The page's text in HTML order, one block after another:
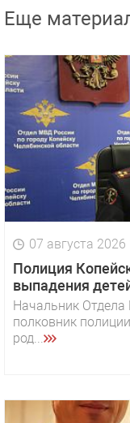
Еще
07 августа 2026
Полиция
выпадения
Начальник
полковник
род...